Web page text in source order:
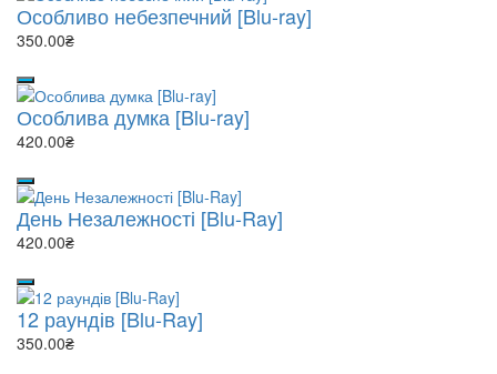
Особливо небезпечний [Blu-ray]
350.00₴
Особлива думка [Blu-ray]
420.00₴
День Незалежності [Blu-Ray]
420.00₴
12 раундів [Blu-Ray]
350.00₴